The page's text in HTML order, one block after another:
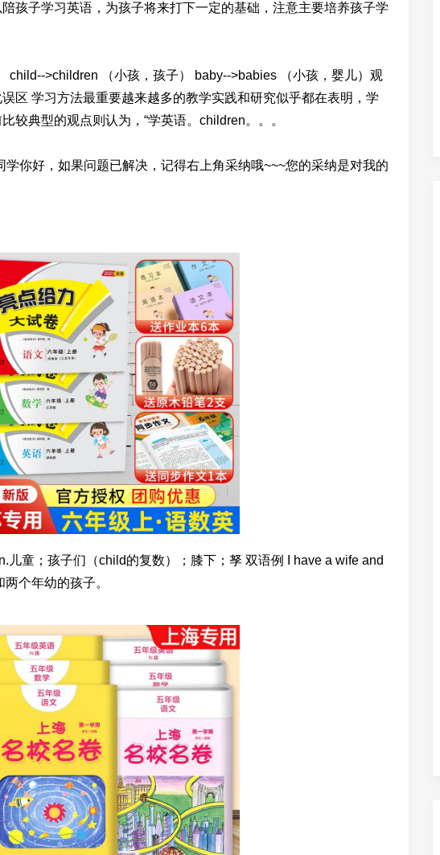
孩子学习英语，为孩子将来打下一定的基础，注意主要培养孩子学
child-->children （小孩，孩子） baby-->babies （小孩，婴儿）观
区 学习方法最重要越来越多的教学实践和研究似乎都在表明，学
较典型的观点则认为，“学英语。children。。。
你好，如果问题已解决，记得右上角采纳哦~~~您的采纳是对我的
n.儿童；孩子们（child的复数）；膝下；孥 双语例 I have a wife and
个年幼的孩子。